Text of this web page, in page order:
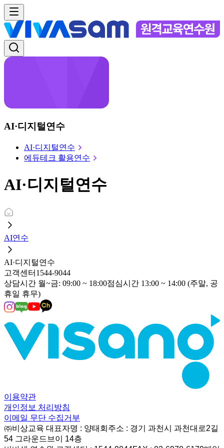
AI·디지털연수
AI·디지털연수
에듀테크 활용연수
AI·디지털연수
AI연수
AI·디지털연수
고객센터 1544-9044
상담시간 월~금: 09:00 ~ 18:00점심시간 13:00 ~ 14:00 (주말, 공
휴일 휴무)
이용약관
개인정보 처리방침
이메일 무단 수집거부
㈜비상교육 대표자명 : 양태회 주소 : 경기 과천시 과천대로2길
54 그라운드브이 14층